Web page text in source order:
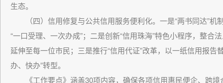
生态。
（四）信用修复与公共信用服务便利化。一是“两书同达”机
“一口受理、一次办成”；二是创新“信用珠海”特色小程序，整
延伸至每一位市民；三是推行“信用代证”改革，以一纸信用报告
办、快办”转型。
《工作要点》涵盖30项内容，确保各项信用惠民便企、跨境